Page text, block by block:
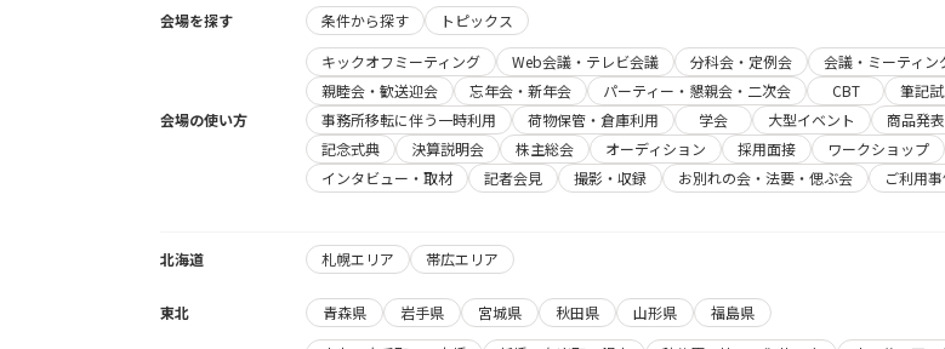
会場を探す 条件から探す トピックス
会場の使い方
キックオフミーティング Web会議・テレビ会議 分科会・定例会 会議・ミーティン
親睦会・歓送迎会
忘年会・新年会 パーティー・懇親会・二次会 CBT 筆記
事務所移転に伴う一時利用
荷物保管・倉庫利用 学会 大型イベント 商品発
記念式典
決算説明会 株主総会 オーディション 採用面接 ワークショップ
インタビュー・取材
記者会見 撮影・収録 お別れの会・法要・偲ぶ会 ご利用
北海道 札幌エリア 帯広エリア
東北 青森県 岩手県 宮城県 秋田県 山形県 福島県